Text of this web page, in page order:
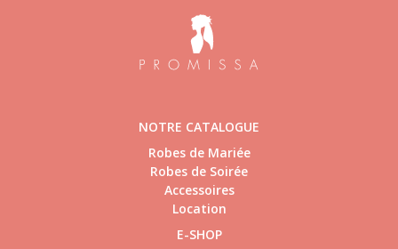
NOTRE CATALOGUE
Robes de Mariée
Robes de Soirée
Accessoires
Location
E-SHOP